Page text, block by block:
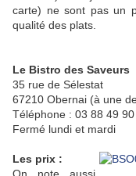
carte) ne sont pas un
qualité des plats.
Le Bistro des Saveurs
35 rue de Sélestat
67210 Obernai (à une
Téléphone : 03 88 49 90
Fermé lundi et mardi
Les prix :